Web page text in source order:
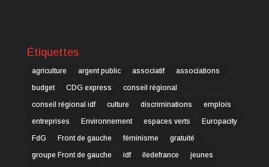
Étiquettes
agriculture argent public associatif
associations
budget
CDG express
conseil régional
conseil régional idf
culture discriminations
emplois
entreprises
Environnement espaces verts
Europacity
FdG
Front de gauche féminisme
gratuité
groupe Front de gauche
idf iledefrance
jeunes